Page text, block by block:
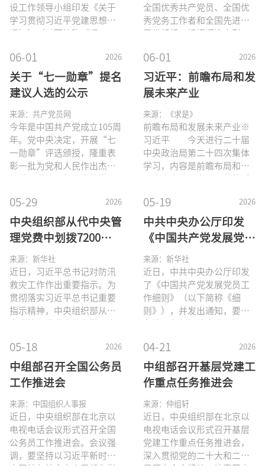
设工作领导小组印发《关于
学习贯彻习近平党建思想的
的十八大以来，以习近平同
志为核心的党中央围绕建设
什么样的长期执政的马克思
主义政党、怎样建设长期执
政的马克思主义政党的重大
时代课题，提出一系列管党
治党、兴党强党新理念新思
想新战略，形成习近平党建
思想。《通知》明确，习近
平党建思想丰富和发展了马
把马克思主义基本原理同中
国具体实际相结合、同中华
优秀传统文化相结合推进党
的理论创新的重大成果，是
党和人民实践经验和集体智
慧的结晶，是习近平新时代
中国特色社会主义思想的重
要组成部分，为深入推进新
时代
全国优秀共产党员、全国优
秀党务工作者和全国先进基
直辖市）党委、中央有关部
门（系统）党委（工委、党
组）、中央军委政治工作部
提出推荐对象的基础上，经
过认真审核、遴选审议，确
定了全国优秀共产党员、全
国优秀党务工作者、全国先
进基层党组织拟表彰对象。
为充分发扬民主，广泛听取
意见，接受社会监督，现将
示，公示时间为2026年6月1
日至6月5日。如对拟表彰对
象有异议，请于公示期内向
中央组织部举报中心反映。
反映方式为电话、信函、电
子邮件，信函以到达日邮戳
为准。以单位名义反映情况
的材料需加盖
06-01 2026
关于“七一勋章”提名
建议人选的公示
来源：共产党员网
今年是中国共产党成立105周
年。党中央决定，开展“七
一勋章”评选颁授，隆重表
彰一批为党和人民作出杰出
署，在各省（自治区、直辖
市）党委、中央有关部门
（系统）党委（工委、党
组）、中央军委政治工作部
提名的基础上，经过初审、
考察和审议研究，产生8名
“七一勋章”提名建议人
选。 为充分发扬民主，
广泛听取意见，接受社会监
督，现将有关人选情况予以
1日至6月5日。如对提名建议
人选有异议，请于公示期内
向中央组织部举报中心反
映。反映方式为电话、信
函、电子邮件，信函以到达
日邮戳为准。以单位名义反
映情况的材料需加盖单位公
章，以个人名义反映情况的
06-01 2026
习近平：前瞻布局和发
展未来产业
来源：《求是》
前瞻布局和发展未来产业※
习近平 今天进行二十届
中央政治局第二十四次集体
学习，内容是前瞻布局和发
况，分析世界未来产业发展
趋势，对培育发展未来产业
进行思考。 当前，新一
轮科技
05-29 2026
中央组织部从代中央管
理党费中划拨7200万
元用于支持安徽、广西
等6省区市抗灾救灾工
作
来源：新华社
近日，习近平总书记对防汛
救灾工作作出重要指示。为
贯彻落实习近平总书记重要
指示精神，中央组织部从代
7200万元，用于支持抗灾救
灾工作。中央组织部要求，
各地要认真贯彻落实习近平
总书记重要指示精神，全力
应对灾情，扎实做好抗灾救
灾工作，切实维护人民群众
生命财产安全。中央组织部
强调，这笔党费要及时拨付
基层，相关省区市要根据实
际从本级管理党费中落实配
05-19 2026
中共中央办公厅印发
《中国共产党发展党员
工作细则》
来源：新华社
近日，中共中央办公厅印发
了《中国共产党发展党员工
作细则》（以下简称《细
则》），并发出通知，要求
作是党的建设一项重要的基
础性工程。各级党委及其组
织部门要深入贯彻新时代党
的建设总要求，贯彻全面从
严治党战略方针，把抓好发
展党员工作作为重大政治责
任，认真贯彻执行《细则》
各项规定并加强督促指导，
坚持标准，严格程序、严格
把关、严肃纪律，不断提高
05-18 2026
中组部召开全国公务员
工作推进会
来源：中国组织人事报
近日，中央组织部在北京以
电视电话会议形式召开全国
公务员工作推进会。会议强
调，要坚持以习近平新时代
04-21 2026
中组部召开基层党建工
作重点任务推进会
来源：仲组轩
近日，中央组织部在北京以
电视电话会议形式召开基层
党建工作重点任务推进会，
深入贯彻党的二十大和二十